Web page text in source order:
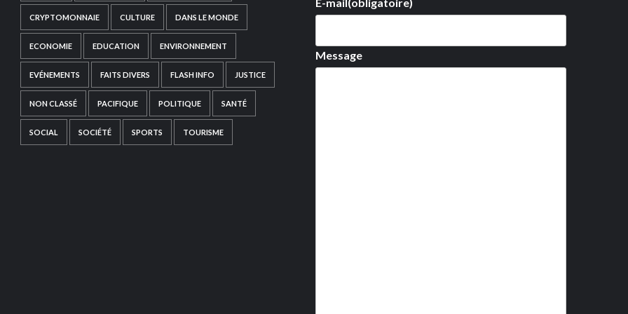
CRYPTOMONNAIE CULTURE DANS LE MONDE
ECONOMIE EDUCATION ENVIRONNEMENT
EVÉNEMENTS FAITS DIVERS FLASH INFO JUSTICE
NON CLASSÉ PACIFIQUE POLITIQUE SANTÉ
SOCIAL SOCIÉTÉ SPORTS TOURISME
E-mail(obligatoire)
Message